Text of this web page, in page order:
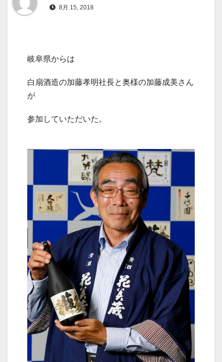
8月 15, 2018
岐阜県からは
白扇酒造の加藤孝明社長と奥様の加藤成美さん
が
参加していただいた。